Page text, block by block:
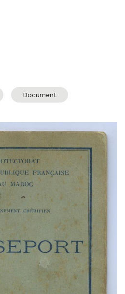
Document